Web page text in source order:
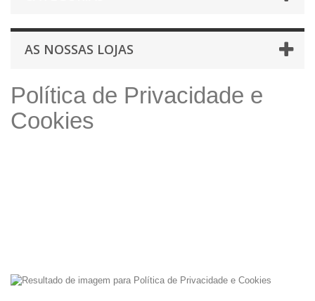
AS NOSSAS LOJAS
Política de Privacidade e
Cookies